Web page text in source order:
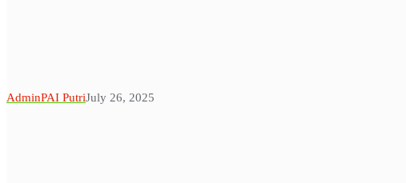
AdminPAI PutriJuly 26, 2025